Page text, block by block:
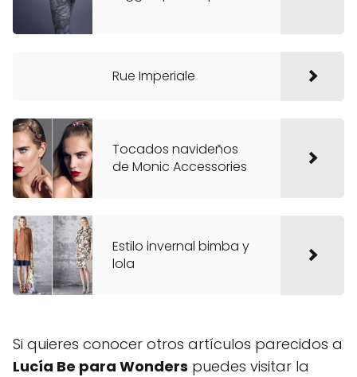
Rue Imperiale
Tocados navideños
de Monic Accessories
Estilo invernal bimba y
lola
Si quieres conocer otros artículos parecidos a
Lucía Be para Wonders puedes visitar la